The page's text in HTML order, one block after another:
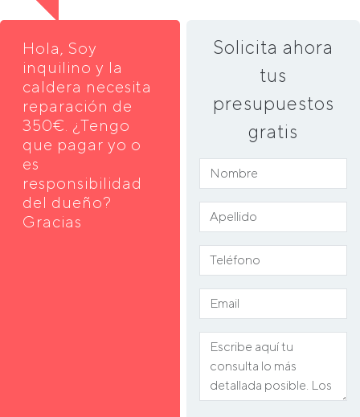
Hola, Soy
inquilino y la
caldera necesita
reparación de
350€. ¿Tengo
que pagar yo o
es
responsibilidad
del dueño?
Gracias
Solicita ahora
tus
presupuestos
gratis